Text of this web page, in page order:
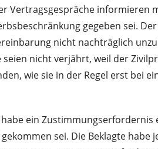
Vertragsgespräche informieren
gegeben sei.
nicht nachträglich
nicht verjährt, weil der
wie sie in der Regel erst bei
ein Zustimmungserfordernis
sei. Die Beklagte habe